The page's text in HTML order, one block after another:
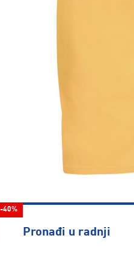
-40%
Pronađi u radnji